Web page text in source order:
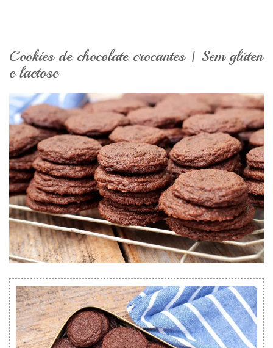
Cookies de chocolate crocantes | Sem glúten
e lactose